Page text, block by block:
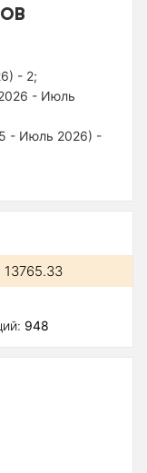
- 2;
- Июль
- Июль 2026) -
13765.33
948